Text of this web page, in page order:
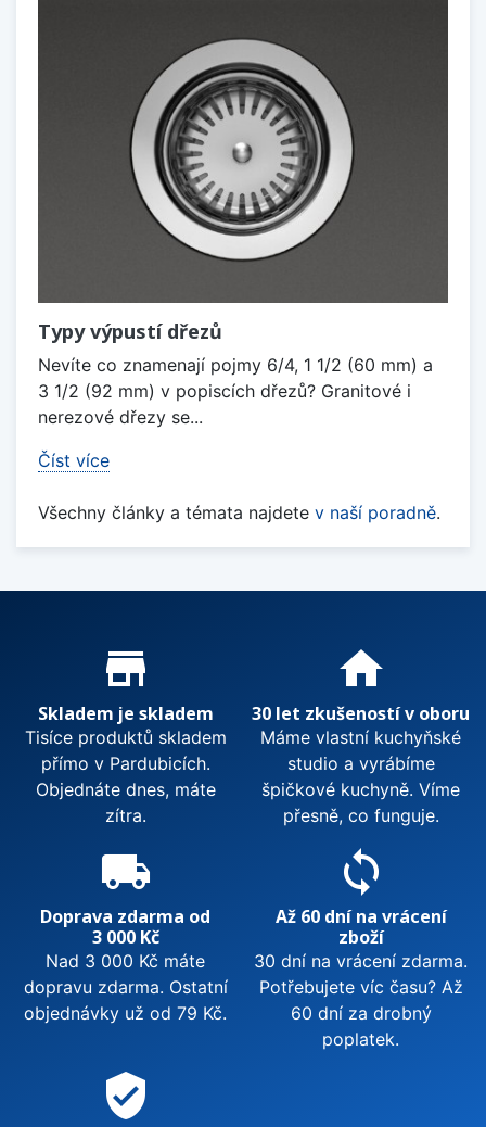
Typy výpustí dřezů
Nevíte co znamenají pojmy 6/4, 1 1/2 (60 mm) a
3 1/2 (92 mm) v popiscích dřezů? Granitové i
nerezové dřezy se...
Číst více
Všechny články a témata najdete v naší poradně.
Proč nakupovat u nás?
store_mall_directory
Skladem je skladem
Tisíce produktů skladem
přímo v Pardubicích.
Objednáte dnes, máte
zítra.
home
30 let zkušeností v oboru
Máme vlastní kuchyňské
studio a vyrábíme
špičkové kuchyně. Víme
přesně, co funguje.
local_shipping
Doprava zdarma od
3 000 Kč
Nad 3 000 Kč máte
dopravu zdarma. Ostatní
objednávky už od 79 Kč.
sync
Až 60 dní na vrácení
zboží
30 dní na vrácení zdarma.
Potřebujete víc času? Až
60 dní za drobný
poplatek.
verified_user